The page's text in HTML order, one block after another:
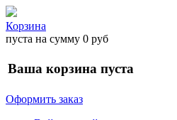
Корзина
пуста на сумму 0 руб
Ваша корзина пуста
Оформить заказ